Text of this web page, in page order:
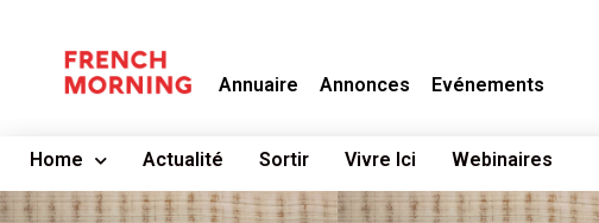
Annuaire Annonces Evénements
Home Actualité Sortir Vivre Ici Webinaires